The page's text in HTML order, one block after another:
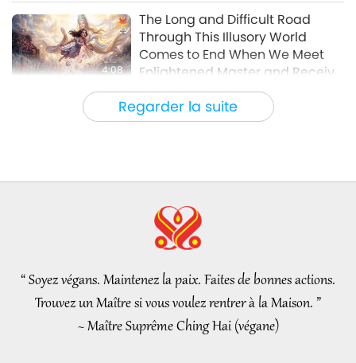
Regarder la suite
4:08
The Long and Difficult Road
Through This Illusory World
Comes to End When We Meet
Enlightened Master and Receive
Initiation
Nouvelles d'exception 2026-08-06
35:06
L’éthique islamique concernant
partie 2/2
“ Soyez végans. Maintenez la paix. Faites de bonnes actions.
Trouvez un Maître si vous voulez rentrer à la Maison. ”
~ Maître Suprême Ching Hai (végane)